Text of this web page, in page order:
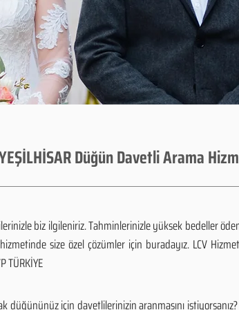
Düğün Davetli Arama
biz ilgileniriz. Tahminlerinizle yüksek bedeller
size özel çözümler için buradayız. LCV
TÜRKİYE
düğününüz için davetlilerinizin aranmasını